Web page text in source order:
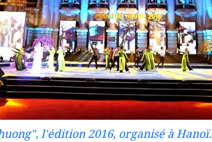
l'édition 2016, organisé à Hanoï.